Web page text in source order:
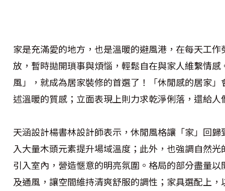
家是充滿愛的地方，也是溫暖的避風港，在每天工
放，暫時拋開瑣事與煩惱，輕鬆自在與家人維繫情
風」，就成為居家裝修的首選了！「休閒感的居家
述溫暖的質感；立面表現上則力求乾淨俐落，還給
天涵設計楊書林設計師表示，休閒風格讓「家」回
入大量木頭元素提升場域溫度；此外，也強調自然
引入室內，營造愜意的明亮氛圍。格局的部分盡量
及通風，讓空間維持清爽舒服的調性；家具選配上